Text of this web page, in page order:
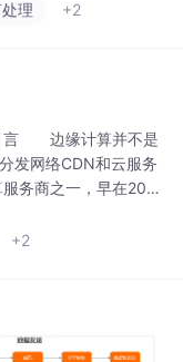
理 +2
言 边缘计算并不是
发网络CDN和云服务
务商之一，早在200
许多的南向控制将不
+2